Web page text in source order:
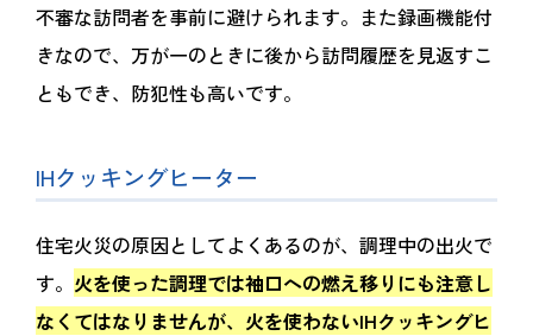
不審な訪問者を事前に避けられます。また録画機能付
きなので、万が一のときに後から訪問履歴を見返すこ
ともでき、防犯性も高いです。
IHクッキングヒーター
住宅火災の原因としてよくあるのが、調理中の出火で
す。 火を使った調理では袖口への燃え移りにも注意し
なくてはなりませんが、火を使わないIHクッキングヒ